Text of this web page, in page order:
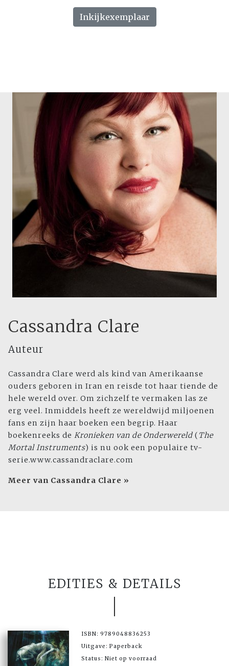
Inkijkexemplaar
Cassandra Clare
Auteur
Cassandra Clare werd als kind van Amerikaanse
ouders geboren in Iran en reisde tot haar tiende de
hele wereld over. Om zichzelf te vermaken las ze
erg veel. Inmiddels heeft ze wereldwijd miljoenen
fans en zijn haar boeken een begrip. Haar
boekenreeks de Kronieken van de Onderwereld ( The
Mortal Instruments) is nu ook een populaire tv-
serie.www.cassandraclare.com
Meer van Cassandra Clare »
EDITIES & DETAILS
ISBN: 9789048836253
Uitgave: Paperback
Status: Niet op voorraad